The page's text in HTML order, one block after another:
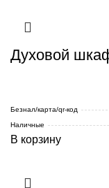
Духовой
Безнал/карта/qr-код
Наличные
В корзину